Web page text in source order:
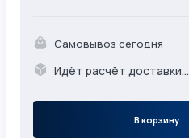
Самовывоз сегодня
Идёт расчёт доставки...
В корзину